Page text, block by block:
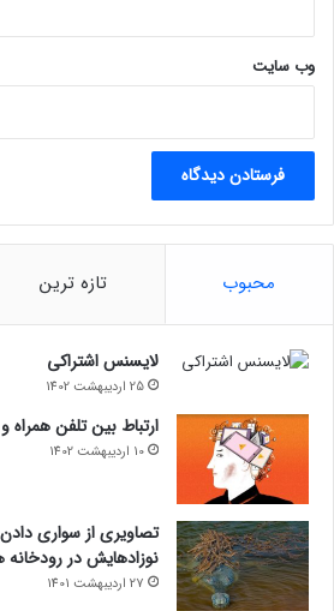
وب‌ سایت
محبوب تازه ترین
لایسنس اشتراکی
25 اردیبهشت 1402
ارتباط بین تلفن
10 اردیبهشت 1402
تصاویری از سواری
نوزادهایش در رودخانه
27 اردیبهشت 1401